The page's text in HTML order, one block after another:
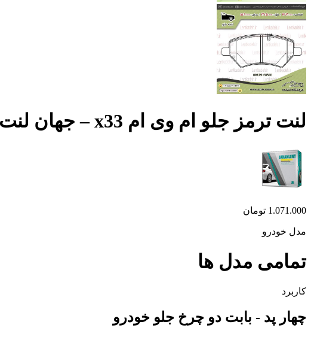
لنت ترمز جلو ام وی ام x33 – جهان لنت صادراتی
1.071.000 تومان
مدل خودرو
تمامی مدل ها
کاربرد
چهار پد - بابت دو چرخ جلو خودرو